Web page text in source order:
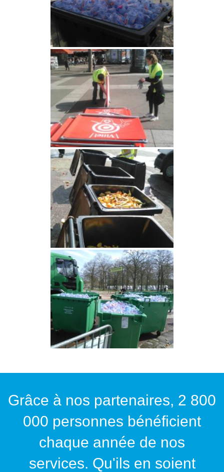
Grâce à nos partenaires, 2 800
000 personnes bénéficient
chaque année de nos
services. Qu'ils en soient